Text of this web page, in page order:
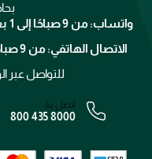
الإرجاع
برنامج الولاء ميوز
الوظائف
الشروط و الأحكام
رقم السجل التجاري: 7013320481 — صادر من وزارة التجارة
واتساب: من 9 صباحًا إلى 1 بعد منتصف الليل (من الإثنين إلى الأحد)
الاتصال الهاتفي: من 9 صباحًا إلى 10 مساءً (من الإثنين إلى الأحد)
للتواصل عبر
اتصل بنا:
800 435 8000